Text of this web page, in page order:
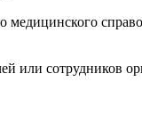
медицинского
или сотрудников